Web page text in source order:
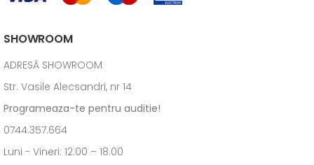
SHOWROOM
ADRESĂ SHOWROOM
Str. Vasile Alecsandri, nr 14
Programeaza-te pentru auditie!
0744.357.664
Luni - Vineri: 12:00 – 18.00